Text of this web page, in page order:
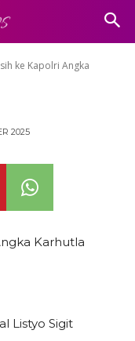
ke Kapolri Angka
ke Kapolri
di
2025
Karhutla
Listyo Sigit